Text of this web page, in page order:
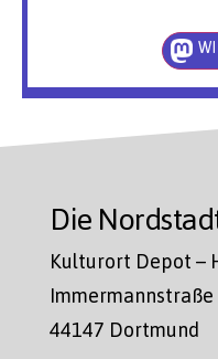
Die
Kulturort Depot –
Immermannstraße
44147 Dortmund